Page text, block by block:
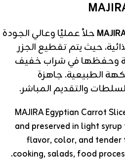
حلاً عمليًا وعالي الجودة
حيث يتم تقطيع الجزر
وحفظها في شراب خفيف
الطبيعية. جاهزة
والتقديم المباشر.
MAJIRA Egyptian Carrot
and preserved in light
flavor, color, and
cooking, salads, food